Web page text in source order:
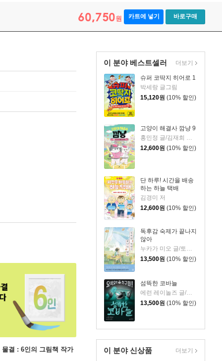
60,750원 카트에 넣기 바로구매
이 분야 베스트셀러
슈퍼 코딱지 히어로 1
박세랑 글그림
15,120원 (10% 할인)
고양이 해결사 깜냥 9
홍민정 글/김재희 그림
12,600원 (10% 할인)
단 하루! 시간을 배송
하는 하늘 택배
김경미 저
12,600원 (10% 할인)
독후감 숙제가 끝나지
않아
13,500원 (10% 할인)
섬뜩한 코바늘
에런 레이놀즈 글/피터 브라운 그림/홍연미 역
13,500원 (10% 할인)
더보기
이 분야 신상품 더보기
결 : 6인의 그림책 작가